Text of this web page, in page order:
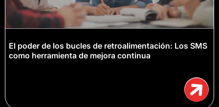
El poder de los bucles de retroalimentación: Los SMS
como herramienta de mejora continua